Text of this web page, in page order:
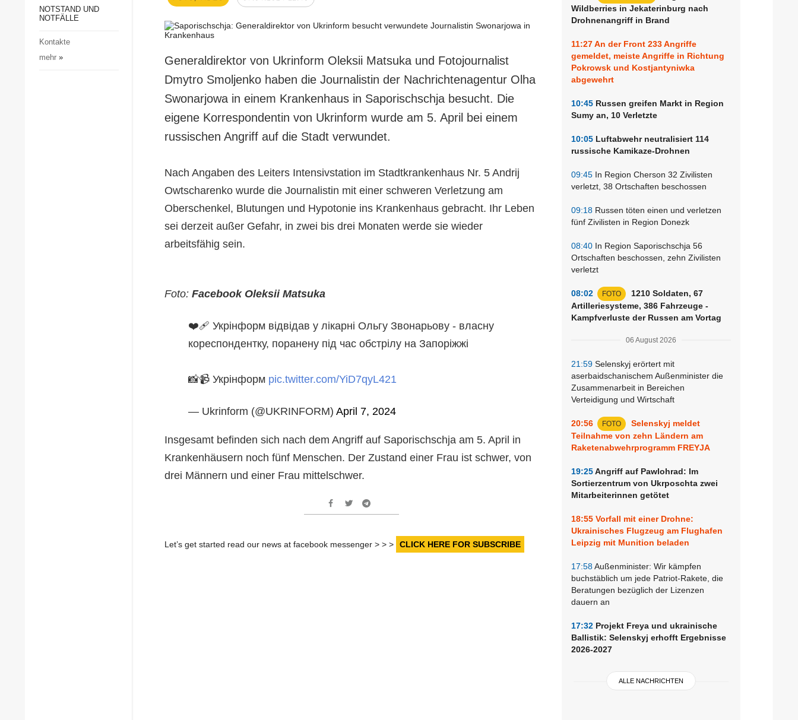
Gesellschaft und Kultur
Notstand und Notfälle
NOTSTAND UND
NOTFÄLLE
Kontakte
mehr»
Wildberries in Jekaterinburg nach
Drohnenangriff in Brand
11:27An der Front 233 Angriffe
gemeldet, meiste Angriffe in Richtung
Pokrowsk und Kostjantyniwka
abgewehrt
10:45 Russen greifen Markt in Region
Sumy an, 10 Verletzte
10:05 Luftabwehr neutralisiert 114
russische Kamikaze-Drohnen
09:45 In Region Cherson 32 Zivilisten
verletzt, 38 Ortschaften beschossen
09:18 Russen töten einen und verletzen
fünf Zivilisten in Region Donezk
08:40 In Region Saporischschja 56
Ortschaften beschossen, zehn Zivilisten
verletzt
08:02 FOTO
1210 Soldaten, 67
Artilleriesysteme, 386 Fahrzeuge -
Kampfverluste der Russen am Vortag
06 August 2026
21:59 Selenskyj erörtert mit
aserbaidschanischem Außenminister die
Zusammenarbeit in Bereichen
Verteidigung und Wirtschaft
20:56 FOTO
Selenskyj meldet
Teilnahme von zehn Ländern am
Raketenabwehrprogramm FREYJA
19:25Angriff auf Pawlohrad: Im
Sortierzentrum von Ukrposchta zwei
Mitarbeiterinnen getötet
18:55 Vorfall mit einer Drohne:
Ukrainisches Flugzeug am Flughafen
Leipzig mit Munition beladen
17:58Außenminister: Wir kämpfen
buchstäblich um jede Patriot-Rakete, die
Beratungen bezüglich der Lizenzen
dauern an
17:32 Projekt Freya und ukrainische
Ballistik: Selenskyj erhofft Ergebnisse
2026-2027
ALLE NACHRICHTEN
Generaldirektor von Ukrinform Oleksii Matsuka und Fotojournalist
Dmytro Smoljenko haben die Journalistin der Nachrichtenagentur Olha
Swonarjowa in einem Krankenhaus in Saporischschja besucht. Die
eigene Korrespondentin von Ukrinform wurde am 5. April bei einem
russischen Angriff auf die Stadt verwundet.
Nach Angaben des Leiters Intensivstation im Stadtkrankenhaus Nr. 5 Andrij
Owtscharenko wurde die Journalistin mit einer schweren Verletzung am
Oberschenkel, Blutungen und Hypotonie ins Krankenhaus gebracht. Ihr Leben
sei derzeit außer Gefahr, in zwei bis drei Monaten werde sie wieder
arbeitsfähig sein.
Foto: Facebook Oleksii Matsuka
❤️‍🩹 Укрінформ відвідав у лікарні Ольгу Звонарьову - власну
кореспондентку, поранену під час обстрілу на Запоріжжі
📸📹 Укрінформ pic.twitter.com/YiD7qyL421
— Ukrinform (@UKRINFORM) April 7, 2024
Insgesamt befinden sich nach dem Angriff auf Saporischschja am 5. April in
Krankenhäusern noch fünf Menschen. Der Zustand einer Frau ist schwer, von
drei Männern und einer Frau mittelschwer.
Let’s get started read our news at facebook messenger > > > CLICK HERE FOR SUBSCRIBE